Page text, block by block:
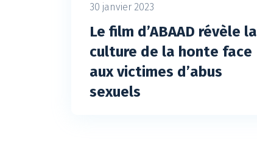
30 janvier 2023
Le film d’ABAAD révèle la
culture de la honte face
aux victimes d’abus
sexuels